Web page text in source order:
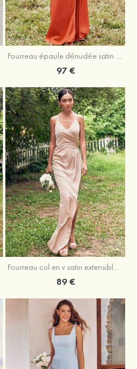
Fourreau épaule dénudée satin extensible ras du sol robe de demoiselle d'honneur
97 €
Fourreau col en v satin extensible asymétrique robe de demoiselle d'honneur
89 €